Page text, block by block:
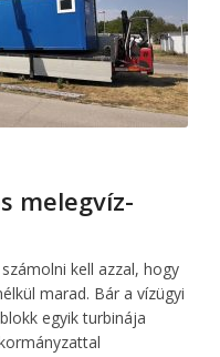
melegvíz-
kell azzal, hogy
marad. Bár a vízügyi
egyik turbinája